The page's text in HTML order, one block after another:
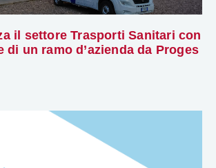
il settore Trasporti Sanitari con
di un ramo d’azienda da Proges